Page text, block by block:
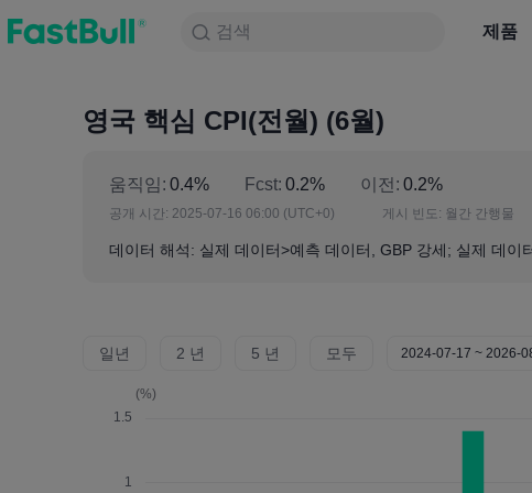
검색 제품
검색
NULL_CELL
영국 핵심 CPI(전월) (6월)
움직임: 0.4% Fcst: 0.2% 이전: 0.2%
공개 시간: 2025-07-16 06:00 (UTC+0) 게시 빈도: 월간 간행물
데이터 해석: 실제 데이터>예측 데이터, GBP 강세; 실제 데이
일년 2 년 5 년 모두